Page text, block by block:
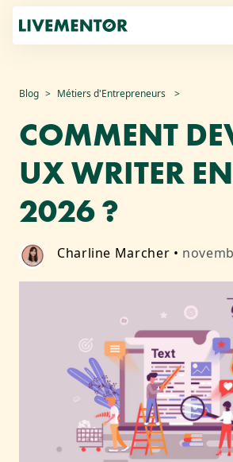
Aller
contenu
Blog Métiers d'Entrepreneurs
COMMENT
UX WRITER EN
2026 ?
Charline Marcher •